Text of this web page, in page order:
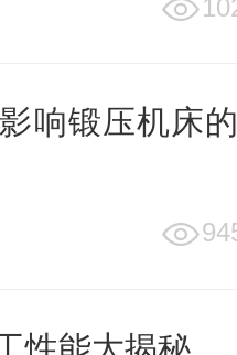
响锻压机床
性能大揭秘